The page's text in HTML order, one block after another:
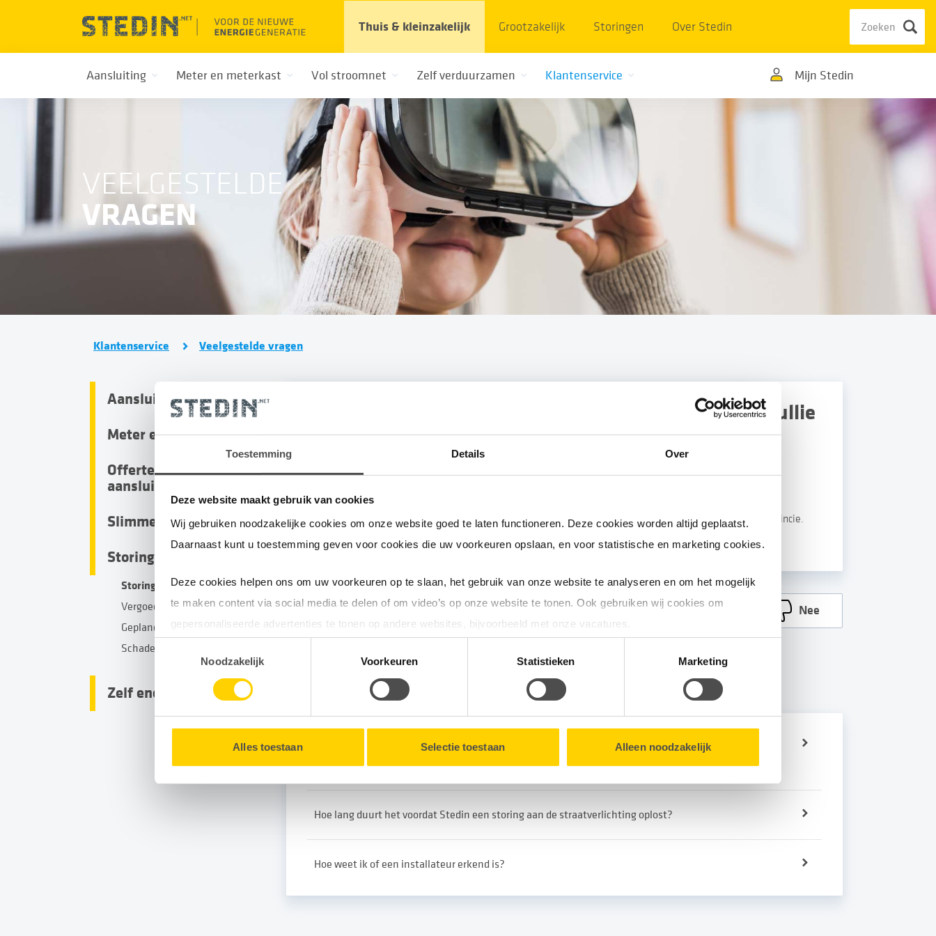
Toestemming Details Over
Deze website maakt gebruik van cookies
Wij gebruiken noodzakelijke cookies om onze website goed te laten functioneren. Deze cookies worden altijd geplaatst.
Daarnaast kunt u toestemming geven voor cookies die uw voorkeuren opslaan, en voor statistische en marketing cookies.
Deze cookies helpen ons om uw voorkeuren op te slaan, het gebruik van onze website te analyseren en om het mogelijk
te maken content via social media te delen of om video’s op onze website te tonen. Ook gebruiken wij cookies om
gepersonaliseerde advertenties te tonen op andere websites, bijvoorbeeld met onze vacatures.
Door gebruik te maken van optionele cookies verzamelen wij, samen met onze partners, informatie over u en volgen wij
uw surfgedrag binnen en buiten onze website.
U kunt uw toestemming op elk moment intrekken via deCookieverklaringonderaan onze website.
Toestemmingsselectie
Noodzakelijk
Voorkeuren Statistieken Marketing
Alleen noodzakelijk
Selectie toestaan
Alles toestaan
Thuis & kleinzakelijk Grootzakelijk Storingen Over Stedin
Aansluiting Meter en meterkast Vol stroomnet Zelf verduurzamen Klantenservice Mijn Stedin
VEELGESTELDE
VRAGEN
Klantenservice Veelgestelde vragen
Aansluiten en afsluiten
Meter en meterkast
Offertes en
aansluitingen
Slimme meter
Storing en compensatie
Storingen
Vergoeding
Gepland onderhoud
Schade
Zelf energie opwekken
bekend is. Waar vind ik die informatie?
De straatverlichting is eengedeelde verantwoordelijkheid van de gemeente en Stedin. Uw gemeente of
provincie is uw aanspreekpunt voor vragen. Zij hebben een volledig overzicht van alle storingen aan de
straatverlichting. Ook voor overige vragen over straatverlichting kunt u terecht bij uw gemeente of provincie.
Heeft deze pagina u geholpen bij uw vraag? Ja Nee
Gerelateerde vragen
De buren hebben een brief gekregen dat ze tijdelijk geen elektriciteit en/of gas hebben tijdens
werkzaamheden maar ik niet.
Hoe lang duurt het voordat Stedin een storing aan de straatverlichting oplost?
Hoe weet ik of een installateur erkend is?